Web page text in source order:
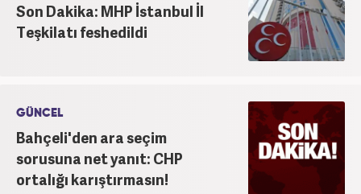
Son Dakika: MHP İstanbul İl
Teşkilatı feshedildi
GÜNCEL
Bahçeli'den ara seçim
sorusuna net yanıt: CHP
ortalığı karıştırmasın!